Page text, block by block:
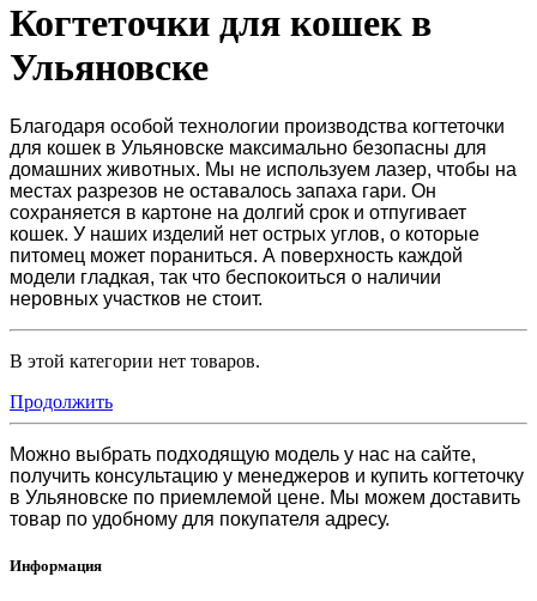
Когтеточки для кошек в
Ульяновске
Благодаря особой технологии производства когтеточки
для кошек в Ульяновске максимально безопасны для
домашних животных. Мы не используем лазер, чтобы на
местах разрезов не оставалось запаха гари. Он
сохраняется в картоне на долгий срок и отпугивает
кошек. У наших изделий нет острых углов, о которые
питомец может пораниться. А поверхность каждой
модели гладкая, так что беспокоиться о наличии
неровных участков не стоит.
В этой категории нет товаров.
Продолжить
Можно выбрать подходящую модель у нас на сайте,
получить консультацию у менеджеров и купить когтеточку
в Ульяновске по приемлемой цене. Мы можем доставить
товар по удобному для покупателя адресу.
Информация